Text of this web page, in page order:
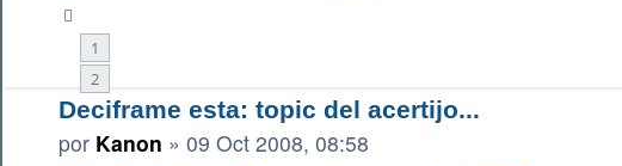
1
2
Deciframe esta: topic del acertijo...
por Kanon » 09 Oct 2008, 08:58